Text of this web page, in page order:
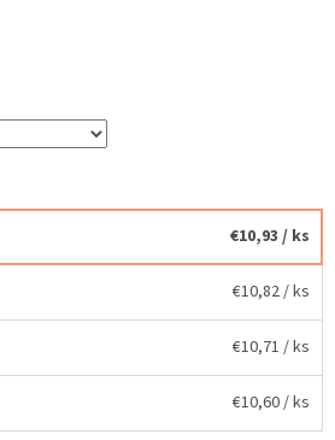
€10,93 / ks
€10,82/ ks
€10,71 / ks
€10,60/ ks